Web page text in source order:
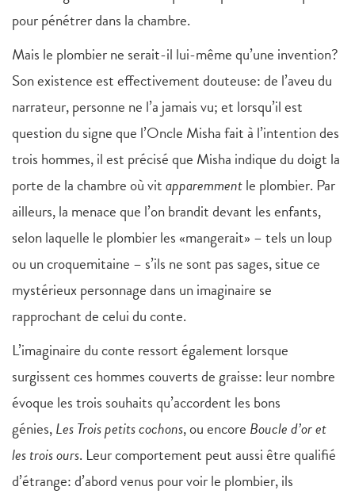
pour pénétrer dans la chambre.
Mais le plombier ne serait-il lui-même qu’une invention?
Son existence est effectivement douteuse: de l’aveu du
narrateur, personne ne l’a jamais vu; et lorsqu’il est
question du signe que l’Oncle Misha fait à l’intention des
trois hommes, il est précisé que Misha indique du doigt la
porte de la chambre où vitapparemmentle plombier. Par
ailleurs, la menace que l’on brandit devant les enfants,
selon laquelle le plombier les «mangerait» – tels un loup
ou un croquemitaine – s’ils ne sont pas sages, situe ce
mystérieux personnage dans un imaginaire se
rapprochant de celui du conte.
L’imaginaire du conte ressort également lorsque
surgissent ces hommes couverts de graisse: leur nombre
évoque les trois souhaits qu’accordent les bons
génies,Les Trois petits cochons, ou encore Boucle d’or et
les trois ours. Leur comportement peut aussi être qualifié
d’étrange: d’abord venus pour voir le plombier, ils